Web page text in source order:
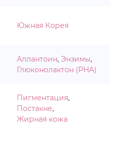
Южная Корея
Аллантоин, Энзимы,
Глюконолактон (PHA)
Пигментация,
Постакне,
Жирная кожа